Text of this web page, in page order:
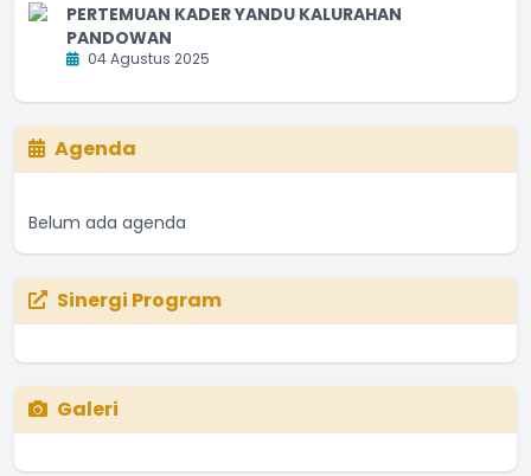
PERTEMUAN KADER YANDU KALURAHAN
PANDOWAN
04 Agustus 2025
Agenda
Belum ada agenda
Sinergi Program
Galeri